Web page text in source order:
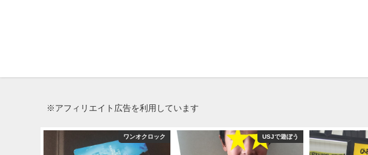
※アフィリエイト広告を利用しています
ワンオクロック USJで遊ぼう